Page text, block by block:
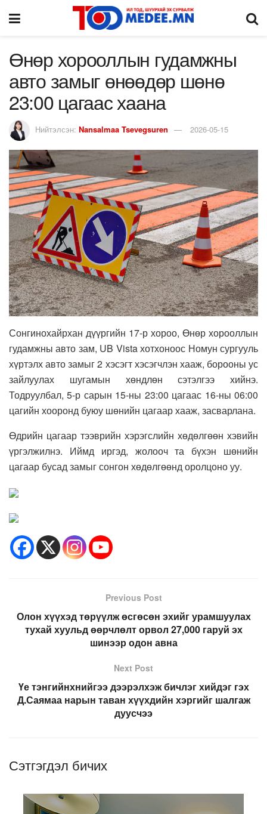
Өнөр хорооллын гудамжны
авто замыг өнөөдөр шөнө
23:00 цагаас хаана
Нийтэлсэн: Nansalmaa Tsevegsuren 2026-05-15
Сонгинохайрхан дүүргийн 17-р хороо, Өнөр хорооллын
гудамжны авто зам, UB Vista хотхоноос Номун сургууль
хүртэлх авто замыг 2 хэсэгт хэсэгчлэн хааж, борооны ус
зайлуулах шугамын хөндлөн сэтэлгээ хийнэ.
Тодруулбал, 5-р сарын 15-ны 23:00 цагаас 16-ны 06:00
цагийн хооронд буюу шөнийн цагаар хааж, засварлана.
Өдрийн цагаар тээврийн хэрэгслийн хөдөлгөөн хэвийн
үргэлжилнэ. Иймд иргэд, жолооч та бүхэн шөнийн
цагаар бусад замыг сонгон хөдөлгөөнд оролцоно уу.
Previous Post
Олон хүүхэд төрүүлж өсгөсөн эхийг урамшуулах
тухай хуульд өөрчлөлт орвол 27,000 гаруй эх
шинээр одон авна
Next Post
Үе тэнгийнхнийгээ дээрэлхэж бичлэг хийдэг гэх
Д.Саямаа нарын таван хүүхдийн хэргийг шалгаж
дуусчээ
Сэтгэгдэл бичих